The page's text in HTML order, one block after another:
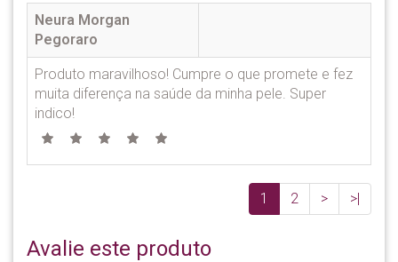
Neura Morgan
Pegoraro
Produto maravilhoso! Cumpre o que promete e fez
muita diferença na saúde da minha pele. Super
indico!
1 2 > >|
Avalie este produto